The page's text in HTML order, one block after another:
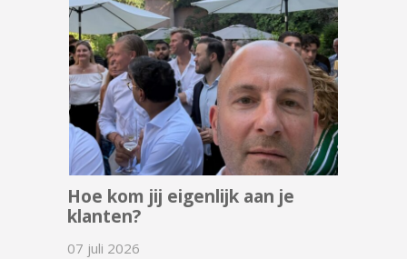
Hoe kom jij eigenlijk aan je
klanten?
07 juli 2026